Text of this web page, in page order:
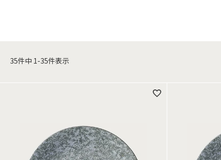
35件中 1-35件表示